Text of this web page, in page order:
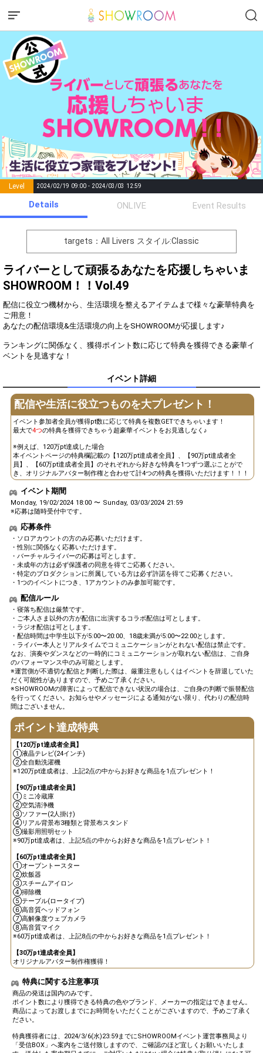
Level 2024/02/19 09:00 - 2024/03/03 12:59
Points List of Goal
number of
positions
Rema
0 Event Begins!
600
まずは元気よく自己紹介をし
てみよう(こまめにするのが
Good！)
自分の目標や夢を、配信で熱
4
みを語ってみよう！
5 6000
のを発表しよう！
7 24000
イベント貢献ランキング1位
の方がリクエストしたモノマ
ネを全力で披露します！
8 36000
いつもと違う髪型を披露して
みよう！
9 48000
リスナーの方から配信に関し
てアドバイスを貰おう！
10 60000 得意な料理を発表します！
11 90000
れない！あなたのこだわりを
12 120000
な家電をみんなで妄想します
♪
13 180000
盛れている自撮り画像をファ
ンルームにアップしよう！
イベント貢献ランキング上位
15 270000
制作権GET！みんなにアバタ
16 300000
オリジナルアバター制作権獲
得！
全員
17 420000
改めてカメラの位置などを工
夫してみよう（盛れる位置を
見つけよう）
18
60万pt達成特典GET！！どの
う！
19 900000
120万pt達成特典GET！！どの
Gifting
Throw gifts to the stage and join
First, try throwing free Stars
(once a day)! You can also charge
Show Gold to purchase gifts
(available from 1 JPY)! When you
continue to send gifts to the
performer(s), the performer's
popularity ranking and your
ranking go up.
To cheer on performers, you can
send them gifts.
To send performers paid items,
you must use Show Gold.
You can post comments. Please
Close
Details ONLIVE Event Results
targets：All Livers スタイル:Classic
ライバーとして頑張るあなたを応援しちゃいま
SHOWROOM！！Vol.49
配信に役立つ機材から、生活環境を整えるアイテムまで様々な豪華特典を
ご用意！
あなたの配信環境&生活環境の向上をSHOWROOMが応援します♪
ランキングに関係なく、獲得ポイント数に応じて特典を獲得できる豪華イ
ベントを見逃すな！
イベント詳細
配信や生活に役立つものを大プレゼント！
イベント参加者全員が獲得pt数に応じて特典を複数GETできちゃいます！
最大で4つの特典を獲得できちゃう超豪華イベントをお見逃しなく♪
※例えば、120万pt達成した場合
本イベントページの特典欄記載の【120万pt達成者全員】、【90万pt達成者全
員】、【60万pt達成者全員】のそれぞれから好きな特典を1つずつ選ぶことがで
き、オリジナルアバター制作権と合わせて計4つの特典を獲得いただけます！！！
イベント期間
Monday, 19/02/2024 18:00 〜 Sunday, 03/03/2024 21:59
※応募は随時受付中です。
応募条件
・ソロアカウントの方のみ応募いただけます。
・性別に関係なく応募いただけます。
・バーチャルライバーの応募は可とします。
・未成年の方は必ず保護者の同意を得てご応募ください。
・特定のプロダクションに所属している方は必ず許諾を得てご応募ください。
・1つのイベントにつき、1アカウントのみ参加可能です。
配信ルール
・寝落ち配信は厳禁です。
・ご本人さま以外の方が配信に出演するコラボ配信は可とします。
・ラジオ配信は可とします。
・配信時間は中学生以下が5:00〜20:00、18歳未満が5:00〜22:00とします。
・ライバー本人とリアルタイムでコミュニケーションがとれない配信は禁止です。
なお、演奏やダンスなどの一時的にコミュニケーションが取れない配信は、ご自身
のパフォーマンス中のみ可能とします。
※運営側が不適切な配信と判断した際は、厳重注意もしくはイベントを辞退していた
だく可能性がありますので、予めご了承ください。
※SHOWROOMの障害によって配信できない状況の場合は、ご自身の判断で振替配信
を行ってください。お知らせやメッセージによる通知がない限り、代わりの配信時
間はございません。
ポイント達成特典
【120万pt達成者全員】
①液晶テレビ(24インチ)
②全自動洗濯機
※120万pt達成者は、上記2点の中からお好きな商品を1点プレゼント！
【90万pt達成者全員】
①ミニ冷蔵庫
②空気清浄機
③ソファー(2人掛け)
④リアル背景布3種類と背景布スタンド
⑤撮影用照明セット
※90万pt達成者は、上記5点の中からお好きな商品を1点プレゼント！
【60万pt達成者全員】
①オーブントースター
②炊飯器
③スチームアイロン
④掃除機
⑤テーブル(ロータイプ)
⑥高音質ヘッドフォン
⑦高解像度ウェブカメラ
⑧高音質マイク
※60万pt達成者は、上記8点の中からお好きな商品を1点プレゼント！
【30万pt達成者全員】
オリジナルアバター制作権獲得！
特典に関する注意事項
商品の発送は国内のみです。
ポイント数により獲得できる特典の色やブランド、メーカーの指定はできません。
商品によってお渡しまでにお時間をいただくことがございますので、予めご了承く
ださい。
特典獲得者には、2024/3/6(水)23:59までにSHOWROOMイベント運営事務局より
「受信BOX」へ案内をご送付致しますので、ご確認のほど宜しくお願いいたしま